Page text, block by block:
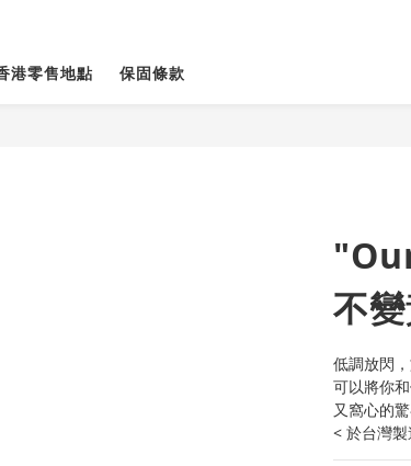
港零售地點 保固條款
不
低調放閃
可以將你
又窩心的驚
< 於台灣